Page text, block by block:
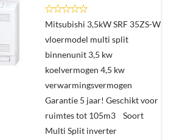
Details
winkelmand
Mitsubishi 3,5kW SRF 35ZS-W
vloermodel multi split
binnenunit 3,5 kw
koelvermogen 4,5 kw
verwarmingsvermogen
Garantie 5 jaar! Geschikt voor
ruimtes tot 105m3 Soort
Multi Split inverter